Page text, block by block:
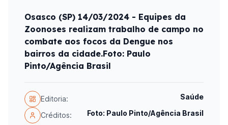
Osasco (SP) 14/03/2024 - Equipes da
Zoonoses realizam trabalho de campo no
combate aos focos da Dengue nos
bairros da cidade.Foto: Paulo
Pinto/Agência Brasil
Editoria: Saúde
Créditos: Foto: Paulo Pinto/Agência Brasil